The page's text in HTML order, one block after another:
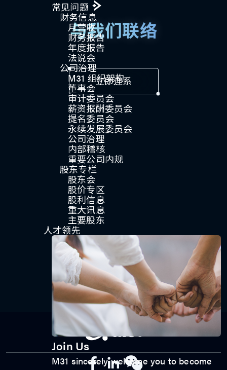
常见问题
财务信息
月营收
财务报告
年度报告
法说会
公司治理
M31 组织架构
董事会
审计委员会
薪资报酬委员会
提名委员会
永续发展委员会
公司治理
内部稽核
重要公司内规
股东专栏
股东会
股价专区
股利信息
重大讯息
主要股东
人才领先
Join Us
M31 sincerely welcome you to become
与我们联络
立即连系